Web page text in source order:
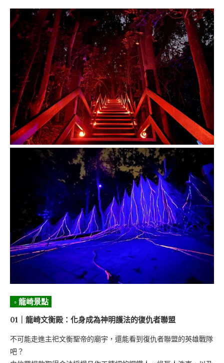
◦ 龍崎景點
01｜龍崎文衡殿：化身成為神明護法的復仇者聯盟
不可能走進主祀文衡聖帝的廟宇，還能看到復仇者聯盟的英雄戰隊
吧？